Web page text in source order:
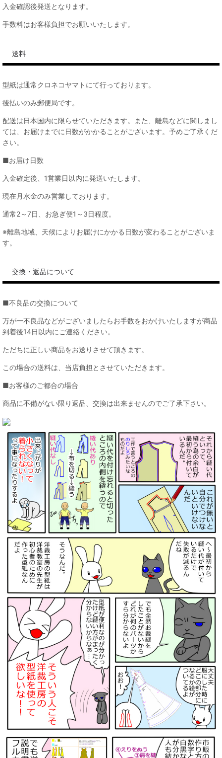
入金確認後発送となります。
手数料はお客様負担でお願いいたします。
送料
型紙は通常クロネコヤマトにて行っております。
後払いのみ郵便局です。
配送は日本国内に限らせていただきます。また、離島などに関しまし
ては、お届けまでに日数がかかることがございます。予めご了承くだ
さい。
■お届け日数
入金確定後、1営業日以内に発送いたします。
現在月水金のみ営業しております。
通常2～7日、お急ぎ便1～3日程度。
※離島地域、天候によりお届けにかかる日数が変わることがございま
す。
交換・返品について
■不良品の交換について
万が一不良品などがございましたらお手数をおかけいたしますが商品
到着後14日以内にご連絡ください。
ただちに正しい商品をお送りさせて頂きます。
この場合の送料は、当店負担とさせていただきます。
■お客様のご都合の場合
商品に不備がない限り返品、交換は出来ませんのでご了承下さい。